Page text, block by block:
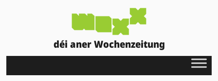
déi aner Wochenzeitung